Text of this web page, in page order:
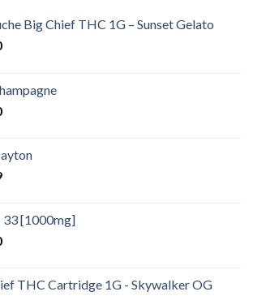
€2,000.00
Big Chief THC 1G – Sunset Gelato
33 [1000mg]
THC Cartridge 1G - Skywalker OG